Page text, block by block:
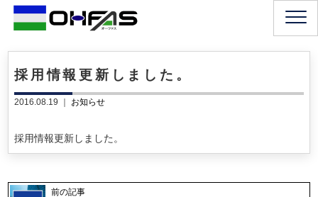
採用情報更新しました。
2016.08.19 ｜ お知らせ
採用情報更新しました。
前の記事